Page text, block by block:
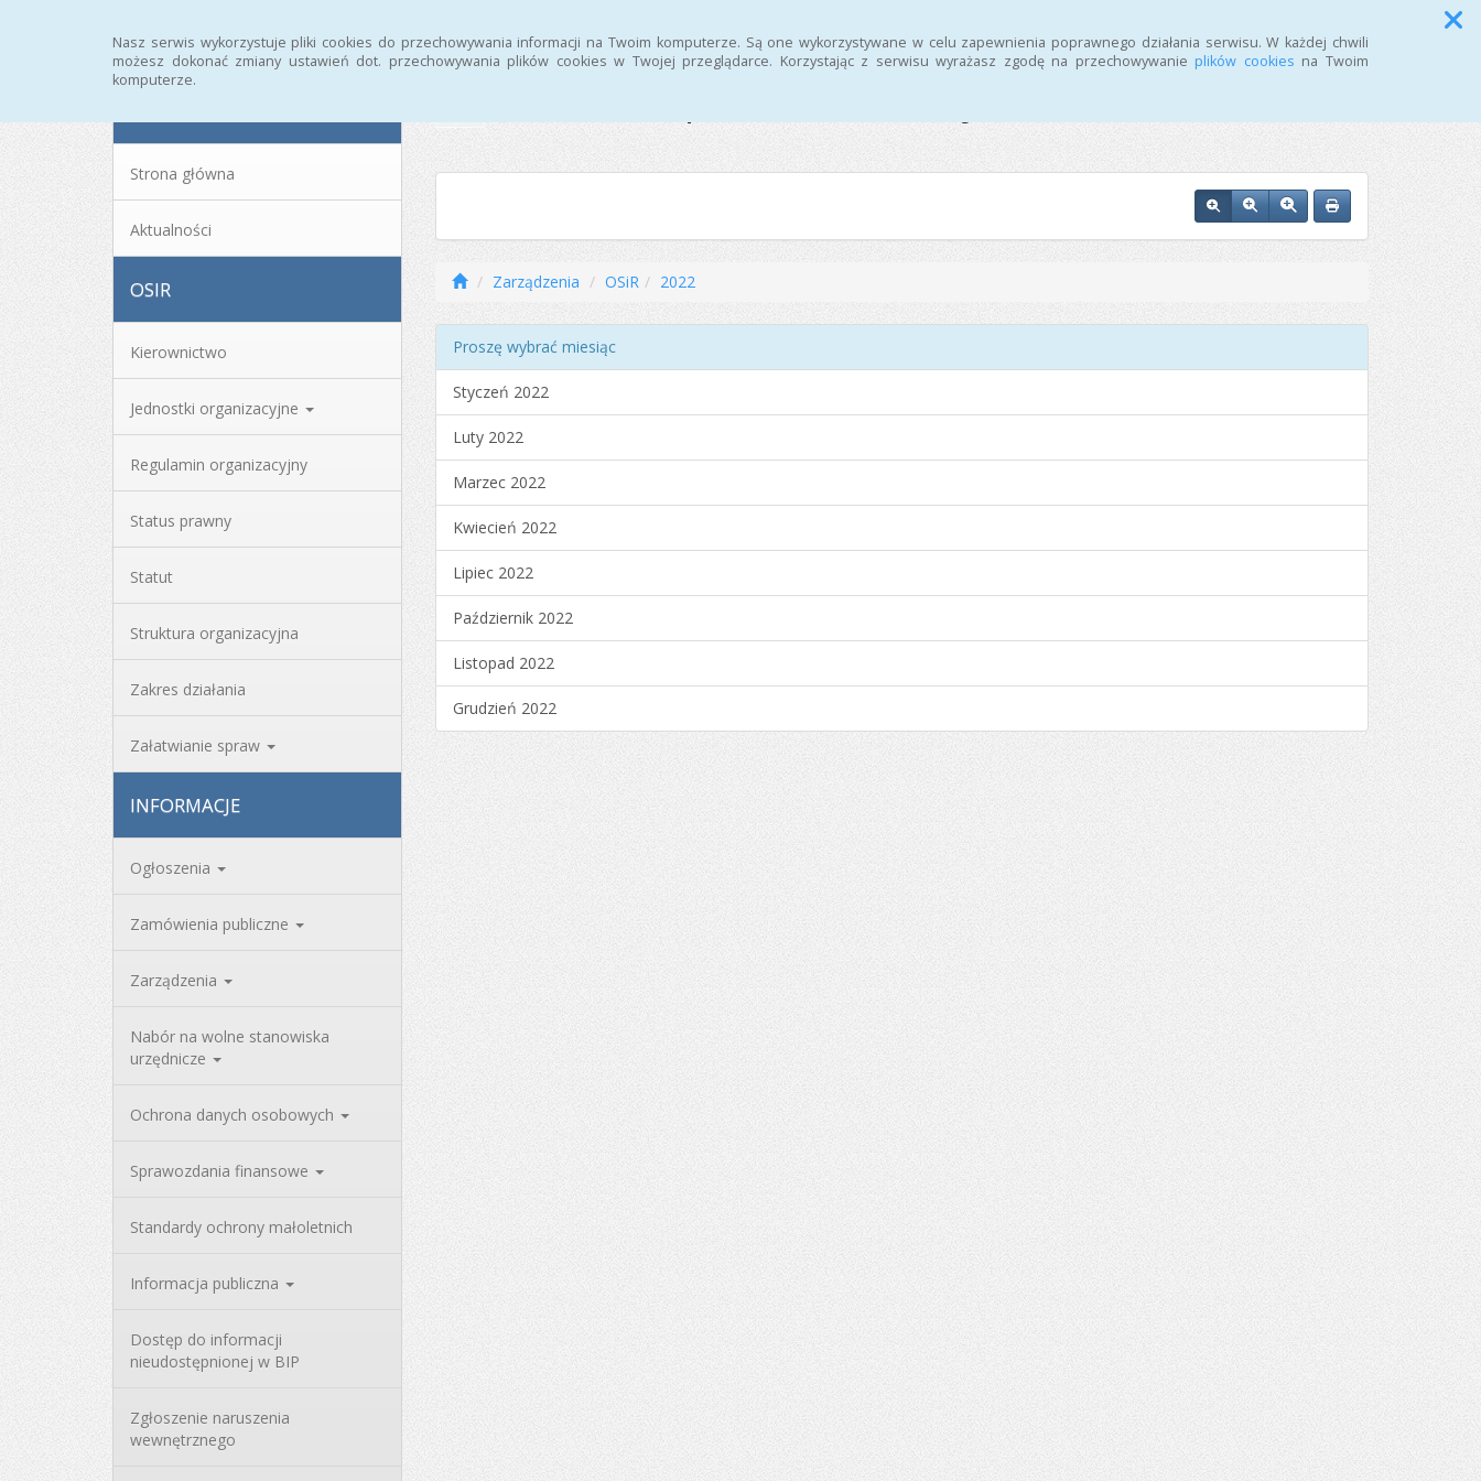
Nasz serwis wykorzystuje pliki cookies do przechowywania informacji na Twoim komputerze. Są one wykorzystywane w celu zapewnienia poprawnego działania serwisu. W każdej chwili
możesz dokonać zmiany ustawień dot. przechowywania plików cookies w Twojej przeglądarce. Korzystając z serwisu wyrażasz zgodę na przechowywanie plików cookies na Twoim
komputerze.
Strona główna
Aktualności
OSIR
Kierownictwo
Jednostki organizacyjne
Regulamin organizacyjny
Status prawny
Statut
Struktura organizacyjna
Zakres działania
Załatwianie spraw
INFORMACJE
Ogłoszenia
Zamówienia publiczne
Zarządzenia
Nabór na wolne stanowiska
urzędnicze
Ochrona danych osobowych
Sprawozdania finansowe
Standardy ochrony małoletnich
Informacja publiczna
Dostęp do informacji
nieudostępnionej w BIP
Zgłoszenie naruszenia
wewnętrznego
Zarządzenia OSiR 2022
Proszę wybrać miesiąc
Styczeń 2022
Luty 2022
Marzec 2022
Kwiecień 2022
Lipiec 2022
Październik 2022
Listopad 2022
Grudzień 2022